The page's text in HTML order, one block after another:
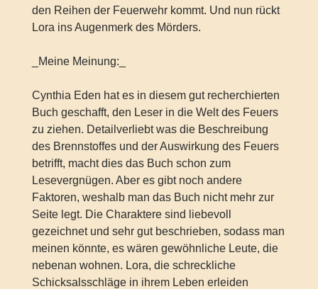
den Reihen der Feuerwehr kommt. Und nun rückt
Lora ins Augenmerk des Mörders.
_Meine Meinung:_
Cynthia Eden hat es in diesem gut recherchierten
Buch geschafft, den Leser in die Welt des Feuers
zu ziehen. Detailverliebt was die Beschreibung
des Brennstoffes und der Auswirkung des Feuers
betrifft, macht dies das Buch schon zum
Lesevergnügen. Aber es gibt noch andere
Faktoren, weshalb man das Buch nicht mehr zur
Seite legt. Die Charaktere sind liebevoll
gezeichnet und sehr gut beschrieben, sodass man
meinen könnte, es wären gewöhnliche Leute, die
nebenan wohnen. Lora, die schreckliche
Schicksalsschläge in ihrem Leben erleiden